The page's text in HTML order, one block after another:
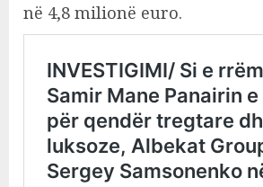
në 4,8 milionë euro.